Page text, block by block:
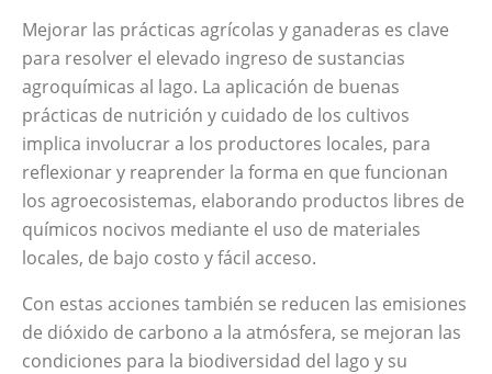
Mejorar las prácticas agrícolas y ganaderas es clave
para resolver el elevado ingreso de sustancias
agroquímicas al lago. La aplicación de buenas
prácticas de nutrición y cuidado de los cultivos
implica involucrar a los productores locales, para
reflexionar y reaprender la forma en que funcionan
los agroecosistemas, elaborando productos libres de
químicos nocivos mediante el uso de materiales
locales, de bajo costo y fácil acceso.
Con estas acciones también se reducen las emisiones
de dióxido de carbono a la atmósfera, se mejoran las
condiciones para la biodiversidad del lago y su